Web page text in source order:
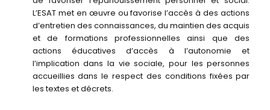
L’ESAT met en œuvre ou favorise l’accès à des actions
d’entretien des connaissances, du maintien des acquis
et de formations professionnelles ainsi que des
actions éducatives d’accès à l’autonomie et
l’implication dans la vie sociale, pour les personnes
accueillies dans le respect des conditions fixées par
les textes et décrets.